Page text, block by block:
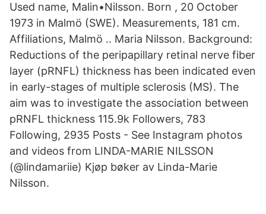
Used name, Malin•Nilsson. Born , 20 October
1973 in Malmö (SWE). Measurements, 181 cm.
Affiliations, Malmö .. Maria Nilsson. Background:
Reductions of the peripapillary retinal nerve fiber
layer (pRNFL) thickness has been indicated even
in early-stages of multiple sclerosis (MS). The
aim was to investigate the association between
pRNFL thickness 115.9k Followers, 783
Following, 2935 Posts - See Instagram photos
and videos from LINDA-MARIE NILSSON
(@lindamariie) Kjøp bøker av Linda-Marie
Nilsson.